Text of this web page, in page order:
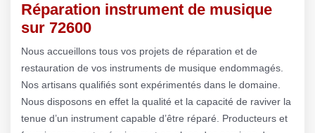
Réparation instrument de musique
sur 72600
Nous accueillons tous vos projets de réparation et de
restauration de vos instruments de musique endommagés.
Nos artisans qualifiés sont expérimentés dans le domaine.
Nous disposons en effet la qualité et la capacité de raviver la
tenue d’un instrument capable d’être réparé. Producteurs et